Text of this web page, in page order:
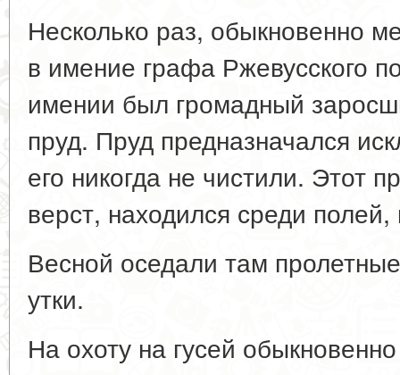
Несколько раз, обыкновенно
в имение графа Ржевусского
имении был громадный
пруд. Пруд предназначался
его никогда не чистили. Этот
верст, находился среди
Весной оседали там
утки.
На охоту на гусей